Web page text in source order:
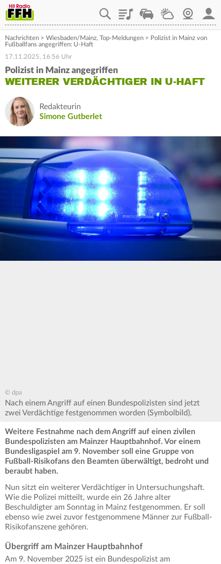
PlaylistStaupilotWetterWebcam
Nachrichten > Wiesbaden/Mainz, Top-Meldungen > Polizist in Mainz von
Fußballfans angegriffen: U-Haft
17.11.2025, 16:56 Uhr
Polizist in Mainz angegriffen
WEITERER VERDÄCHTIGER IN U-HAFT
Redakteurin
Simone Gutberlet
© dpa
Nach einem Angriff auf einen Bundespolizisten sind jetzt
zwei Verdächtige festgenommen worden (Symbolbild).
Weitere Festnahme nach dem Angriff auf einen zivilen
Bundespolizisten am Mainzer Hauptbahnhof. Vor einem
Bundesligaspiel am 9. November soll eine Gruppe von
Fußball-Risikofans den Beamten überwältigt, bedroht und
beraubt haben.
Nun sitzt ein weiterer Verdächtiger in Untersuchungshaft.
Wie die Polizei mitteilt, wurde ein 26 Jahre alter
Beschuldigter am Sonntag in Mainz festgenommen. Er soll
ebenso wie zwei zuvor festgenommene Männer zur Fußball-
Risikofanszene gehören.
Übergriff am Mainzer Hauptbahnhof
Am 9. November 2025 ist ein Bundespolizist am